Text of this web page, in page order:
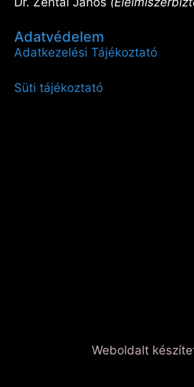
Adatvédelem
Adatkezelési Tájékoztató
Süti tájékoztató
Weboldalt